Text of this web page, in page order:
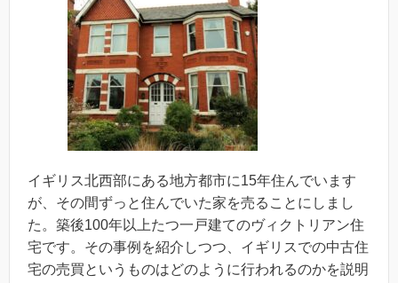
イギリス北西部にある地方都市に15年住んでいます
が、その間ずっと住んでいた家を売ることにしまし
た。築後100年以上たつ一戸建てのヴィクトリアン住
宅です。その事例を紹介しつつ、イギリスでの中古住
宅の売買というものはどのように行われるのかを説明